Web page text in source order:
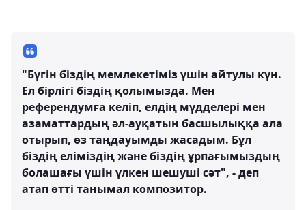
"Бүгін біздің мемлекетіміз үшін айтулы күн.
Ел бірлігі біздің қолымызда. Мен
референдумға келіп, елдің мүдделері мен
азаматтардың әл-ауқатын басшылыққа ала
отырып, өз таңдауымды жасадым. Бұл
біздің еліміздің және біздің ұрпағымыздың
болашағы үшін үлкен шешуші сәт", - деп
атап өтті танымал композитор.